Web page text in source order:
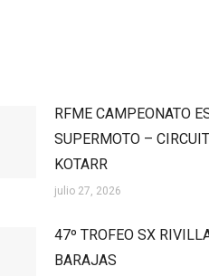
RFME CAMPEONATO
SUPERMOTO –
KOTARR
julio 27, 2026
47º TROFEO SX
BARAJAS